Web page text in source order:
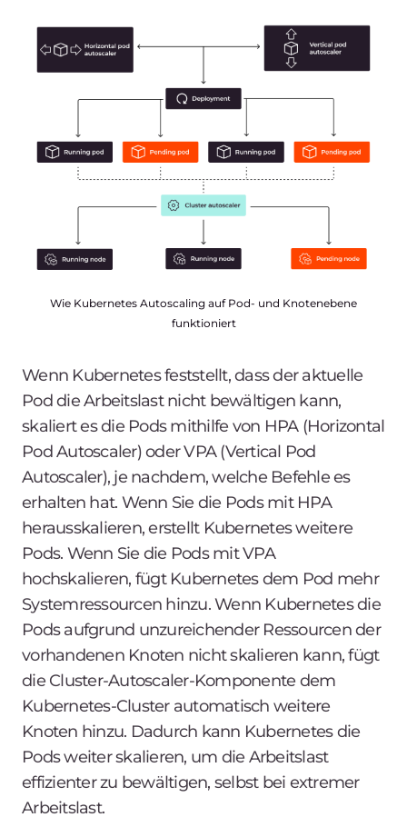
Wie Kubernetes Autoscaling auf Pod- und Knotenebene
funktioniert
Wenn Kubernetes feststellt, dass der aktuelle
Pod die Arbeitslast nicht bewältigen kann,
skaliert es die Pods mithilfe von HPA (Horizontal
Pod Autoscaler) oder VPA (Vertical Pod
Autoscaler), je nachdem, welche Befehle es
erhalten hat. Wenn Sie die Pods mit HPA
herausskalieren, erstellt Kubernetes weitere
Pods. Wenn Sie die Pods mit VPA
hochskalieren, fügt Kubernetes dem Pod mehr
Systemressourcen hinzu. Wenn Kubernetes die
Pods aufgrund unzureichender Ressourcen der
vorhandenen Knoten nicht skalieren kann, fügt
die Cluster-Autoscaler-Komponente dem
Kubernetes-Cluster automatisch weitere
Knoten hinzu. Dadurch kann Kubernetes die
Pods weiter skalieren, um die Arbeitslast
effizienter zu bewältigen, selbst bei extremer
Arbeitslast.